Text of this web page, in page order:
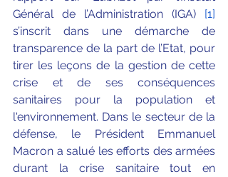
Général de l’Administration (IGA) [1]
s’inscrit dans une démarche de
transparence de la part de l’Etat, pour
tirer les leçons de la gestion de cette
crise et de ses conséquences
sanitaires pour la population et
l'environnement. Dans le secteur de la
défense, le Président Emmanuel
Macron a salué les efforts des armées
durant la crise sanitaire tout en